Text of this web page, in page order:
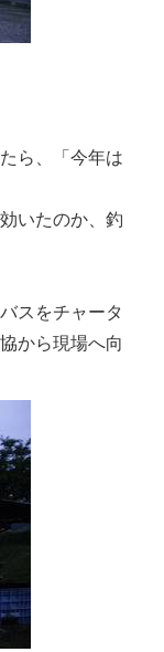
ら、「今年は
いたのか、釣
スをチャータ
から現場へ向